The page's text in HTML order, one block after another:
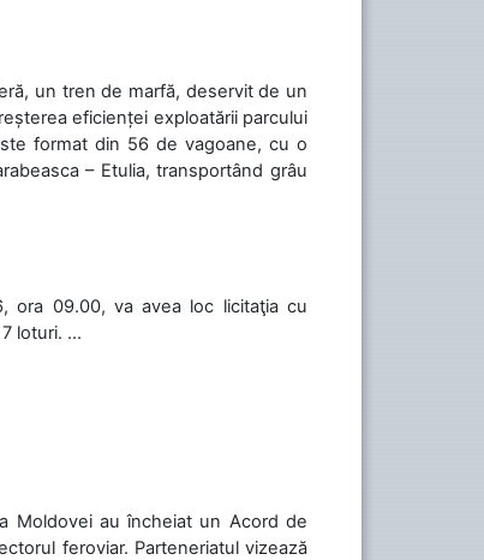
un tren de marfă, deservit de un
eficienței exploatării parcului
format din 56 de vagoane, cu o
– Etulia, transportând grâu
ora 09.00, va avea loc licitaţia cu
loturi. ...
Moldovei au încheiat un Acord de
feroviar. Parteneriatul vizează